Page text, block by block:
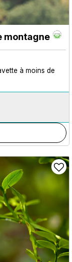
montagne
à moins de